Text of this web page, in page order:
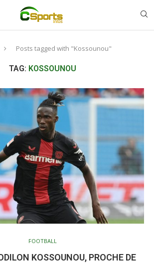
Posts tagged with "Kossounou"
TAG: KOSSOUNOU
FOOTBALL
KOSSOUNOU, PROCHE DE